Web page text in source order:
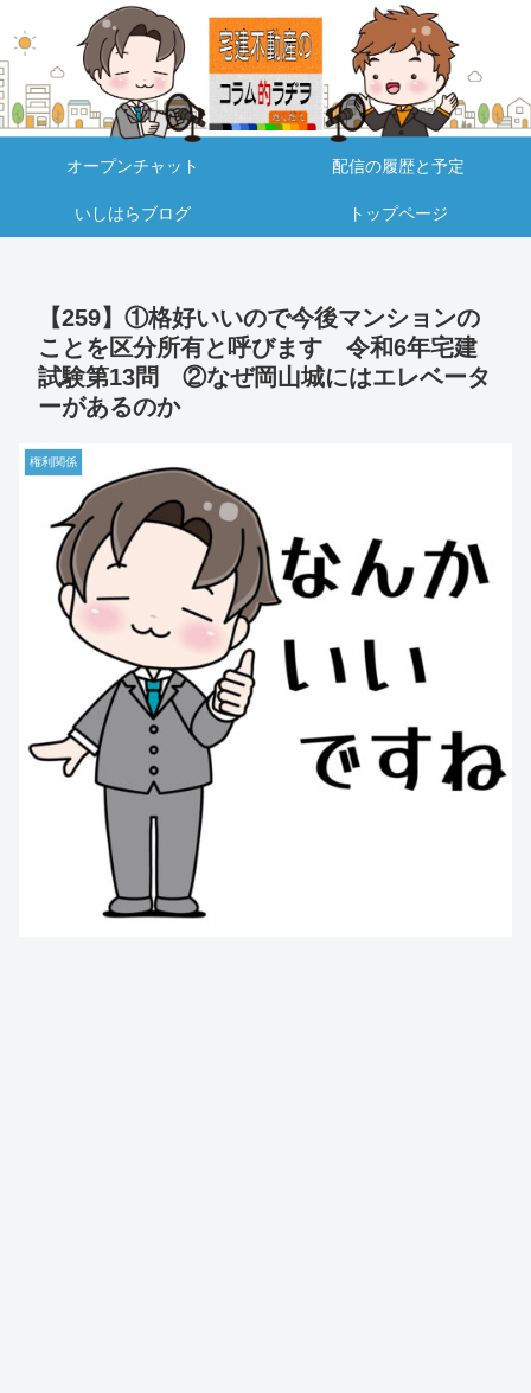
オープンチャット 配信の履歴と予定
いしはらブログ トップページ
【259】①格好いいので今後マンションの
ことを区分所有と呼びます 令和6年宅建
試験第13問 ②なぜ岡山城にはエレベータ
ーがあるのか
権利関係